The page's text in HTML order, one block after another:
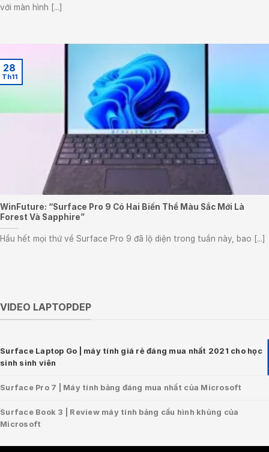
với màn hình [...]
WinFuture: “Surface Pro 9 Có Hai Biến Thể Màu Sắc Mới Là
Forest Và Sapphire”
Hầu hết mọi thứ về Surface Pro 9 đã lộ diện trong tuần này, bao [...]
28
Th11
VIDEO LAPTOPDEP
Surface Laptop Go | máy tính giá rẻ đáng mua nhất 2021 cho học
sinh sinh viên
Surface Pro 7 | Máy tính bảng đáng mua nhất của Microsoft
Surface Book 3 | Review máy tính bảng cấu hình khủng của
Microsoft